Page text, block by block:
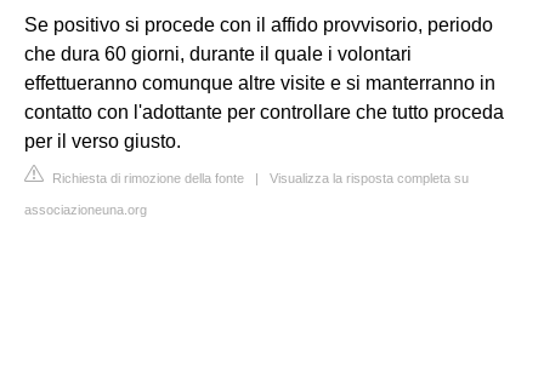
Se positivo si procede con il affido provvisorio, periodo
che dura 60 giorni, durante il quale i volontari
effettueranno comunque altre visite e si manterranno in
contatto con l'adottante per controllare che tutto proceda
per il verso giusto.
Richiesta di rimozione della fonte | Visualizza la risposta completa su
associazioneuna.org